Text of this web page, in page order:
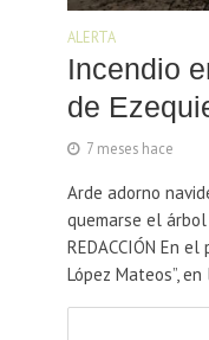
ALERTA
Incendio
de
7 meses hace
Arde adorno
quemarse el árbol
REDACCIÓN En
López Mateos”,